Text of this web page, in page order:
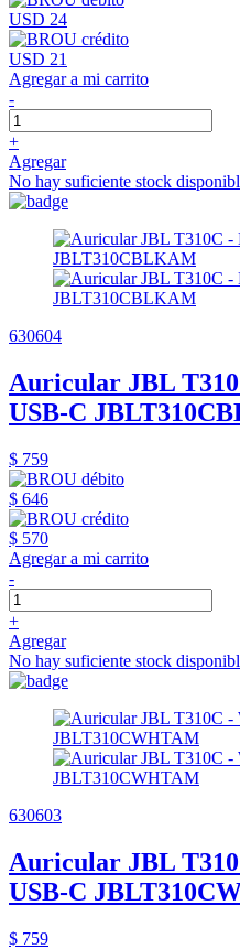
USD 24
USD 21
Agregar a mi carrito
-
+
Agregar
No hay suficiente stock
630604
Auricular JBL
USB-C
$ 759
$ 646
$ 570
Agregar a mi carrito
-
+
Agregar
No hay suficiente stock
630603
Auricular JBL
USB-C
$ 759